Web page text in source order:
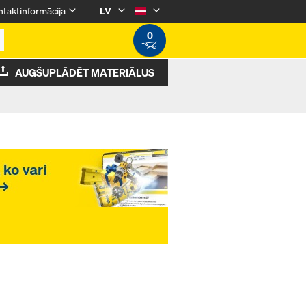
LV
0
AUGŠUPLĀDĒT MATERIĀLUS